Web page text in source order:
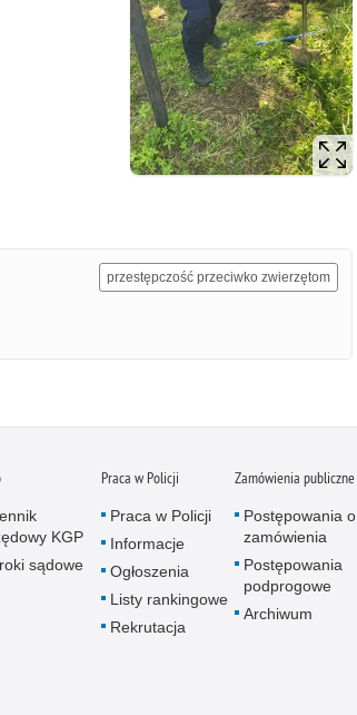
przestępczość przeciwko zwierzętom
KGP
sądowe
Praca w Policji
Praca w Policji
Informacje
Ogłoszenia
Listy rankingowe
Rekrutacja
Zamówienia publiczne
Postępowania o
zamówienia
Postępowania
podprogowe
Archiwum